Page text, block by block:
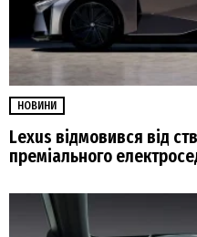
НОВИНИ
Lexus відмовився від
преміального